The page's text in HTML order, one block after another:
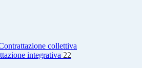
collettiva
integrativa 22